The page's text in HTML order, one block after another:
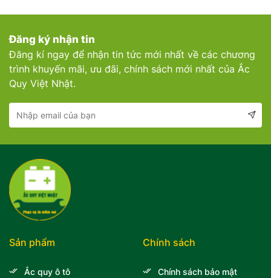
Đăng ký nhận tin
Đăng kí ngay để nhận tin tức mới nhất về các chương
trình khuyến mãi, ưu đãi, chính sách mới nhất của Ắc
Quy Việt Nhật.
Sản phẩm
Ắc quy ô tô
Chính sách
Chính sách bảo mật